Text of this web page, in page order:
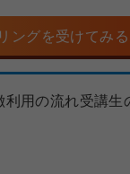
ングを受けてみる
利用の流れ受講生